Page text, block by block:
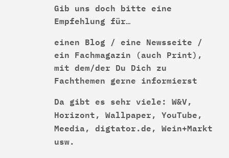
Gib uns doch bitte eine
Empfehlung für…
einen Blog / eine Newsseite /
ein Fachmagazin (auch Print),
mit dem/der Du Dich zu
Fachthemen gerne informierst
Da gibt es sehr viele: W&V,
Horizont, Wallpaper, YouTube,
Meedia, digtator.de, Wein+Markt
usw.